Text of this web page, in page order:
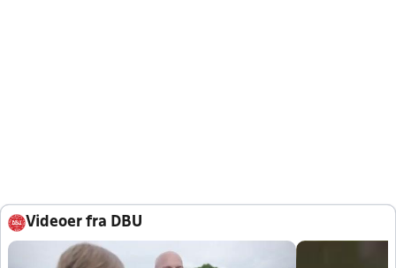
Videoer fra DBU